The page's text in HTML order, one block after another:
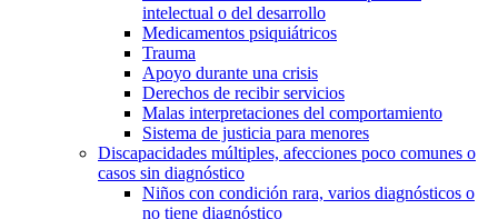
intelectual o del desarrollo
Medicamentos psiquiátricos
Trauma
Apoyo durante una crisis
Derechos de recibir servicios
Malas interpretaciones del comportamiento
Sistema de justicia para menores
Discapacidades múltiples, afecciones poco comunes o
casos sin diagnóstico
Niños con condición rara, varios diagnósticos o
no tiene diagnóstico